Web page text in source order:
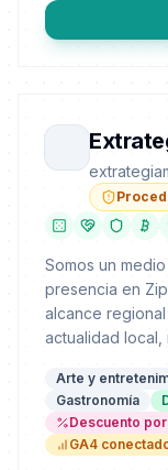
Somos un
presencia en
alcance
actualidad local,
Arte y
Gastronomía
Descuento
GA4